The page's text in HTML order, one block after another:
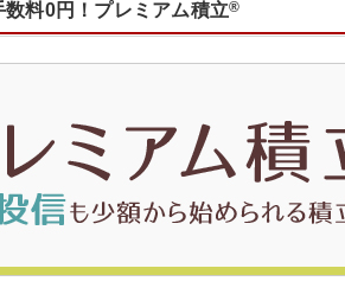
料0円！プレミアム積立®